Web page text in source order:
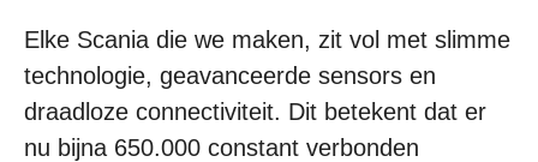
Elke Scania die we maken, zit vol met slimme
technologie, geavanceerde sensors en
draadloze connectiviteit. Dit betekent dat er
nu bijna 650.000 constant verbonden